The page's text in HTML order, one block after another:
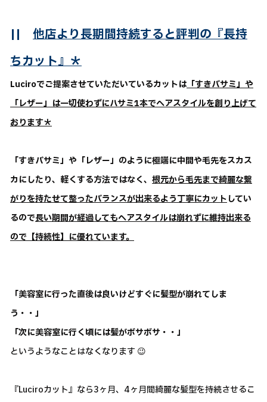
|| 他店より長期間持続すると評判の『長持
ちカット』＊
Luciroでご提案させていただいているカットは「すきバサミ」や
「レザー」は一切使わずにハサミ1本でヘアスタイルを創り上げて
おります＊
「すきバサミ」や「レザー」のように極端に中間や毛先をスカス
カにしたり、軽くする方法ではなく、 根元から毛先まで綺麗な繋
がりを持たせて整ったバランスが出来るよう丁寧にカットしてい
るので長い期間が経過してもヘアスタイルは崩れずに維持出来る
ので【持続性】に優れています。
「美容室に行った直後は良いけどすぐに髪型が崩れてしま
う・・」
「次に美容室に行く頃には髪がボサボサ・・」
というようなことはなくなります 😉
『Luciroカット』なら3ヶ月、4ヶ月間綺麗な髪型を持続させるこ